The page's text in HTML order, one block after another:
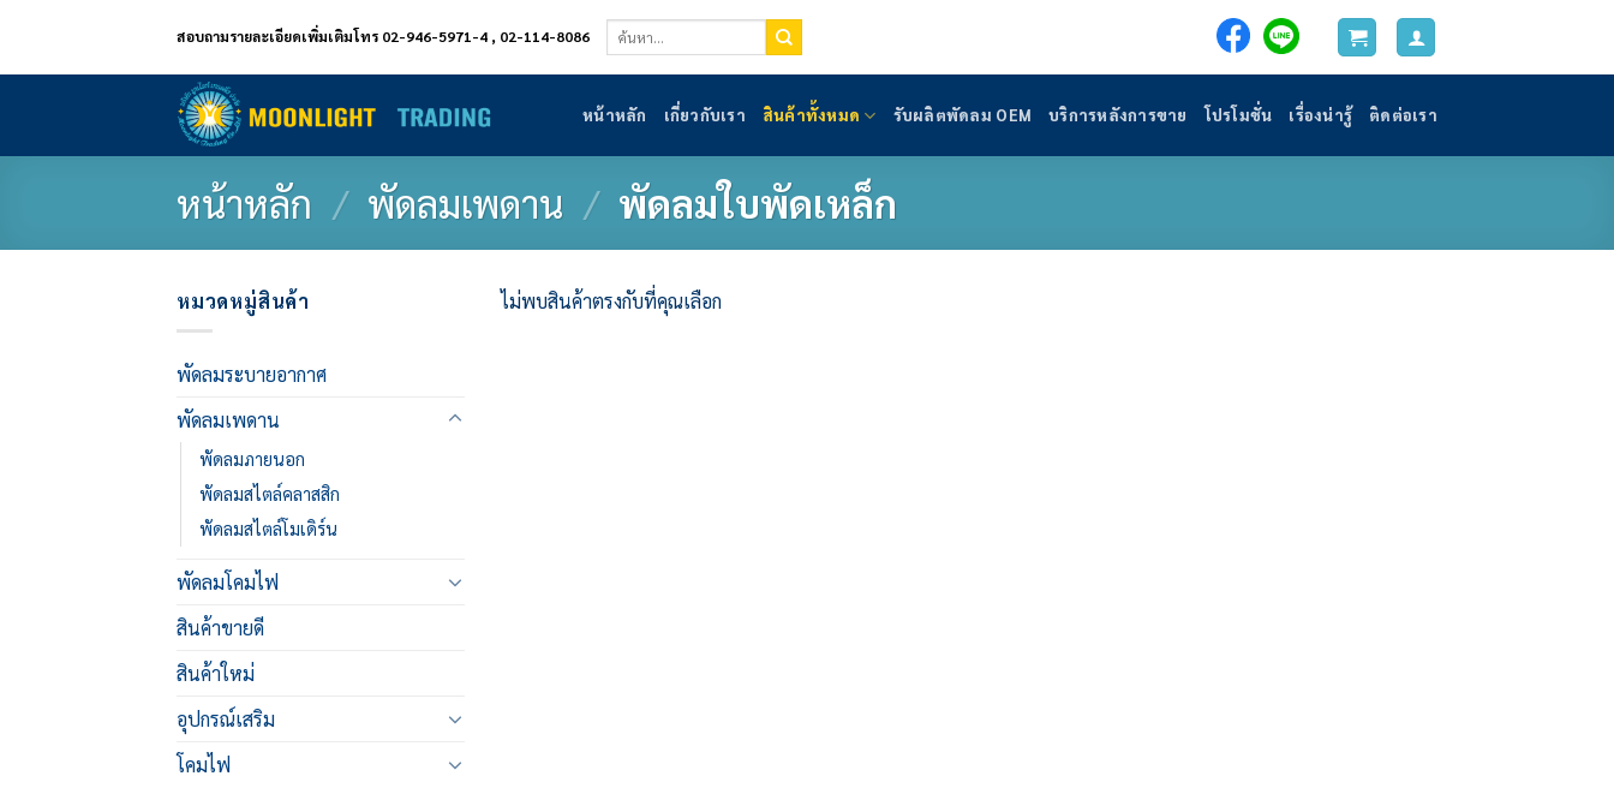
ยัง
สอบถามรายละเอียดเพิ่มเติมโทร 02-946-5971-4 , 02-114-8086 ค้นหา:
หน้าหลัก เกี่ยวกับเรา สินค้าทั้งหมด รับผลิตพัดลม OEM บริการหลังการขาย โปรโมชั่น เรื่องน่ารู้ ติดต่อเรา
หน้าหลัก / พัดลมเพดาน / พัดลมใบพัดเหล็ก
หมวดหมู่สินค้า
พัดลมระบายอากาศ
พัดลมเพดาน
พัดลมภายนอก
พัดลมสไตล์คลาสสิก
พัดลมสไตล์โมเดิร์น
พัดลมโคมไฟ
สินค้าขายดี
สินค้าใหม่
อุปกรณ์เสริม
โคมไฟ
ไม่พบสินค้าตรงกับที่คุณเลือก